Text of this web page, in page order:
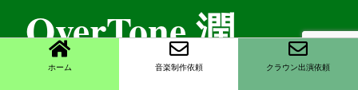
OverTone 潤
ホーム 音楽制作依頼 クラウン出演依頼